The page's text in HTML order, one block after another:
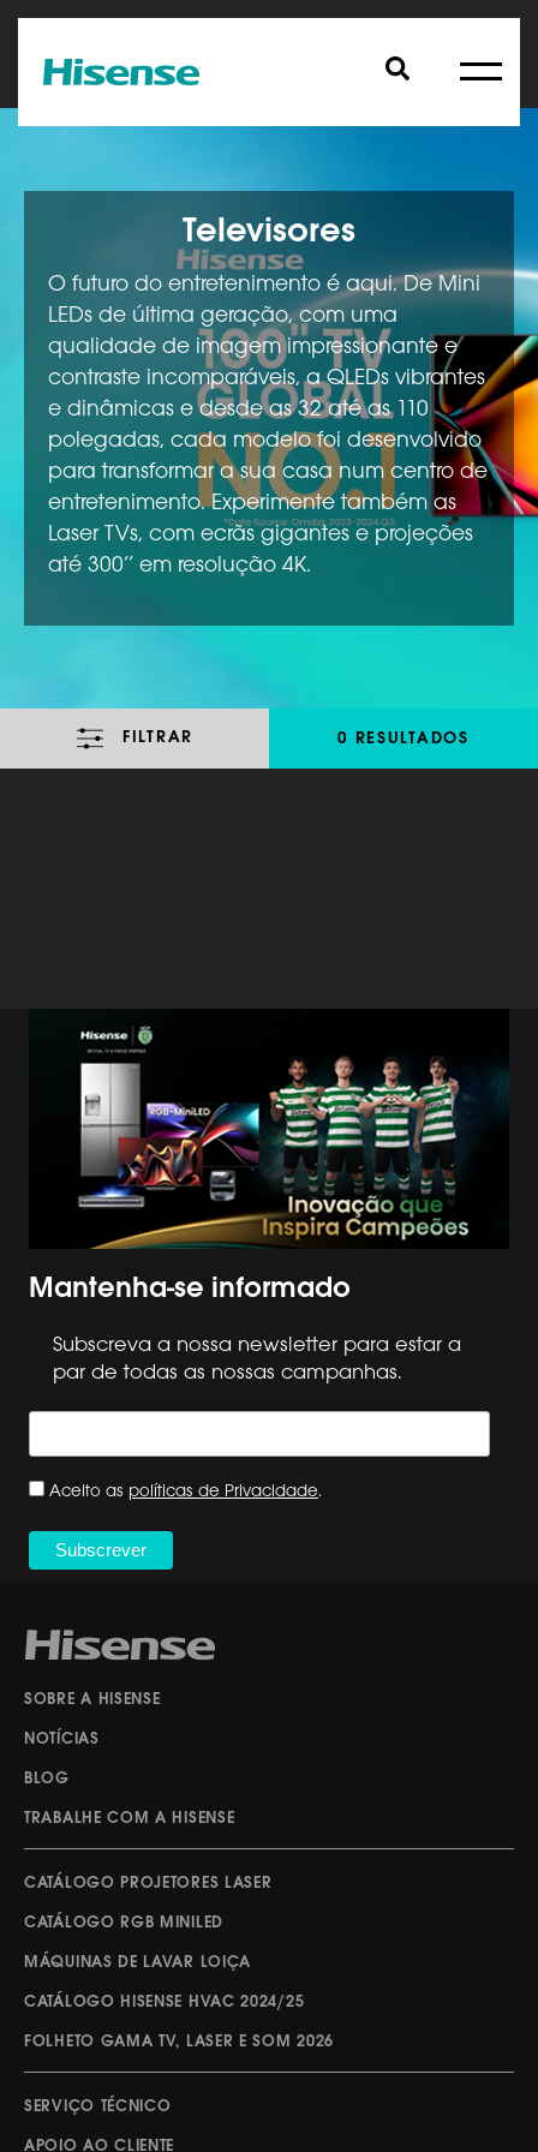
Televisores
O futuro do entretenimento é aqui. De Mini
LEDs de última geração, com uma
qualidade de imagem impressionante e
contraste incomparáveis, a QLEDs vibrantes
e dinâmicas e desde as 32 até as 110
polegadas, cada modelo foi desenvolvido
para transformar a sua casa num centro de
entretenimento. Experimente também as
Laser TVs, com ecrãs gigantes e projeções
até 300’’ em resolução 4K.
FILTRAR 0 RESULTADOS
Mantenha-se informado
Subscreva a nossa newsletter para estar a
par de todas as nossas campanhas.
Aceito as políticas de Privacidade.
SOBRE A HISENSE
NOTÍCIAS
BLOG
TRABALHE COM A HISENSE
CATÁLOGO PROJETORES LASER
CATÁLOGO RGB MINILED
MÁQUINAS DE LAVAR LOIÇA
CATÁLOGO HISENSE HVAC 2024/25
FOLHETO GAMA TV, LASER E SOM 2026
SERVIÇO TÉCNICO
APOIO AO CLIENTE